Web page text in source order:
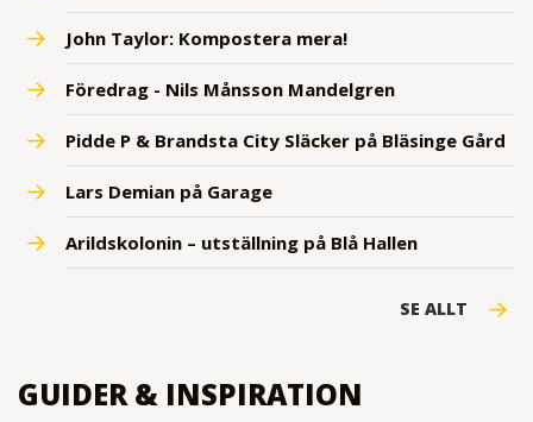
John Taylor: Kompostera mera!
Föredrag - Nils Månsson Mandelgren
Pidde P & Brandsta City Släcker på Bläsinge Gård
Lars Demian på Garage
Arildskolonin – utställning på Blå Hallen
SE ALLT
GUIDER & INSPIRATION